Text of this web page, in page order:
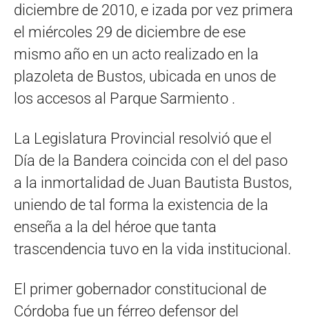
diciembre de 2010, e izada por vez primera
el miércoles 29 de diciembre de ese
mismo año en un acto realizado en la
plazoleta de Bustos, ubicada en unos de
los accesos al Parque Sarmiento .
La Legislatura Provincial resolvió que el
Día de la Bandera coincida con el del paso
a la inmortalidad de Juan Bautista Bustos,
uniendo de tal forma la existencia de la
enseña a la del héroe que tanta
trascendencia tuvo en la vida institucional.
El primer gobernador constitucional de
Córdoba fue un férreo defensor del